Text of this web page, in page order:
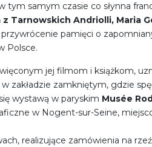
tym samym czasie co słynna
Tarnowskich Andriolli, Maria
pamięci o
Polsce.
jej filmom i książkom,
zakładzie zamkniętym, gdzie
wystawą w paryskim Musée
w Nogent-sur-Seine,
realizujące zamówienia na